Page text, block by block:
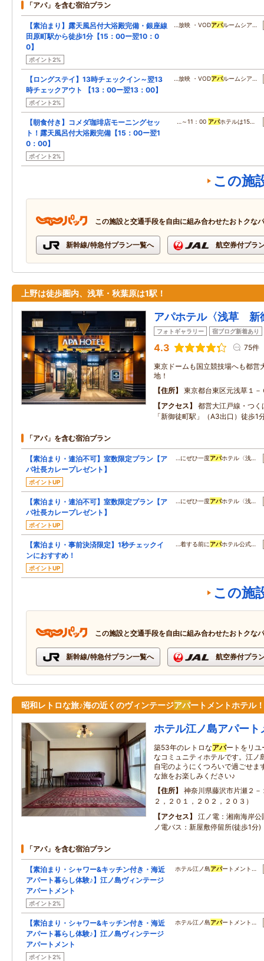
「アパ」を含む宿泊プラン
【素泊まり】露天風呂付大浴殿完備・銀座線
田原町駅から徒歩1分【15：00ー翌10：0
0】
ポイント2%
…放映 ・VODアパルームシア…
【ロングステイ】13時チェックイン～翌13
時チェックアウト 【13：00ー翌13：00】
ポイント2%
…放映 ・VODアパルームシア…
【朝食付き】コメダ珈琲店モーニングセッ
ト！露天風呂付大浴殿完備【15：00ー翌1
0：00】
ポイント2%
…～11：00 アパホテルは15…
この施
この施設と交通手段を自由に組み合わせたおトクな
新幹線/特急付プラン一覧へ 航空券付プラ
上野は徒歩圏内、浅草・秋葉原は1駅！
アパホテル〈浅草 新
フォトギャラリー 宿ブログ新着あり
4.3 75件
東京ドームも国立競技場へも都営
地！
住所
東京都台東区元浅草１－
アクセス
都営大江戸線・つ
「新御徒町駅」（A3出口）徒歩1
「アパ」を含む宿泊プラン
【素泊まり・連泊不可】室数限定プラン【ア
パ社長カレープレゼント】
ポイントUP
…にぜひ一度アパホテル〈浅…
【素泊まり・連泊不可】室数限定プラン【ア
パ社長カレープレゼント】
ポイントUP
…にぜひ一度アパホテル〈浅…
【素泊まり・事前決済限定】1秒チェックイ
ンにおすすめ！
ポイントUP
…着する前にアパホテル公式…
この施
この施設と交通手段を自由に組み合わせたおトクな
新幹線/特急付プラン一覧へ 航空券付プラ
昭和レトロな旅♪海の近くのヴィンテージアパートメントホテル！
ホテル江ノ島アパート
築53年のレトロなアパートをリユ
なコミュニティホテルです。江ノ
自宅のようにくつろいで過ごせま
な旅をお楽しみください♪
住所
神奈川県藤沢市片瀬２
２，２０１，２０２，２０３）
アクセス
江ノ電：湘南海岸
ノ電バス：新屋敷停留所(徒歩1分)
「アパ」を含む宿泊プラン
【素泊まり・シャワー&キッチン付き・海近
アパート暮らし体験♪】江ノ島ヴィンテージ
アパートメント
ポイント2%
ホテル江ノ島アパートメント…
【素泊まり・シャワー&キッチン付き・海近
アパート暮らし体験♪】江ノ島ヴィンテージ
アパートメント
ポイント2%
ホテル江ノ島アパートメント…